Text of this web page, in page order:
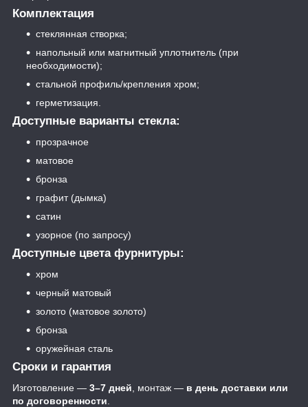
Комплектация
стеклянная створка;
напольный или магнитный уплотнитель (при
необходимости);
стальной профиль/крепления хром;
герметизация.
Доступные варианты стекла:
прозрачное
матовое
бронза
графит (дымка)
сатин
узорное (по запросу)
Доступные цвета фурнитуры:
хром
черный матовый
золото (матовое золото)
бронза
оружейная сталь
Сроки и гарантия
Изготовление — 3–7 дней , монтаж — в день доставки или
по договоренности